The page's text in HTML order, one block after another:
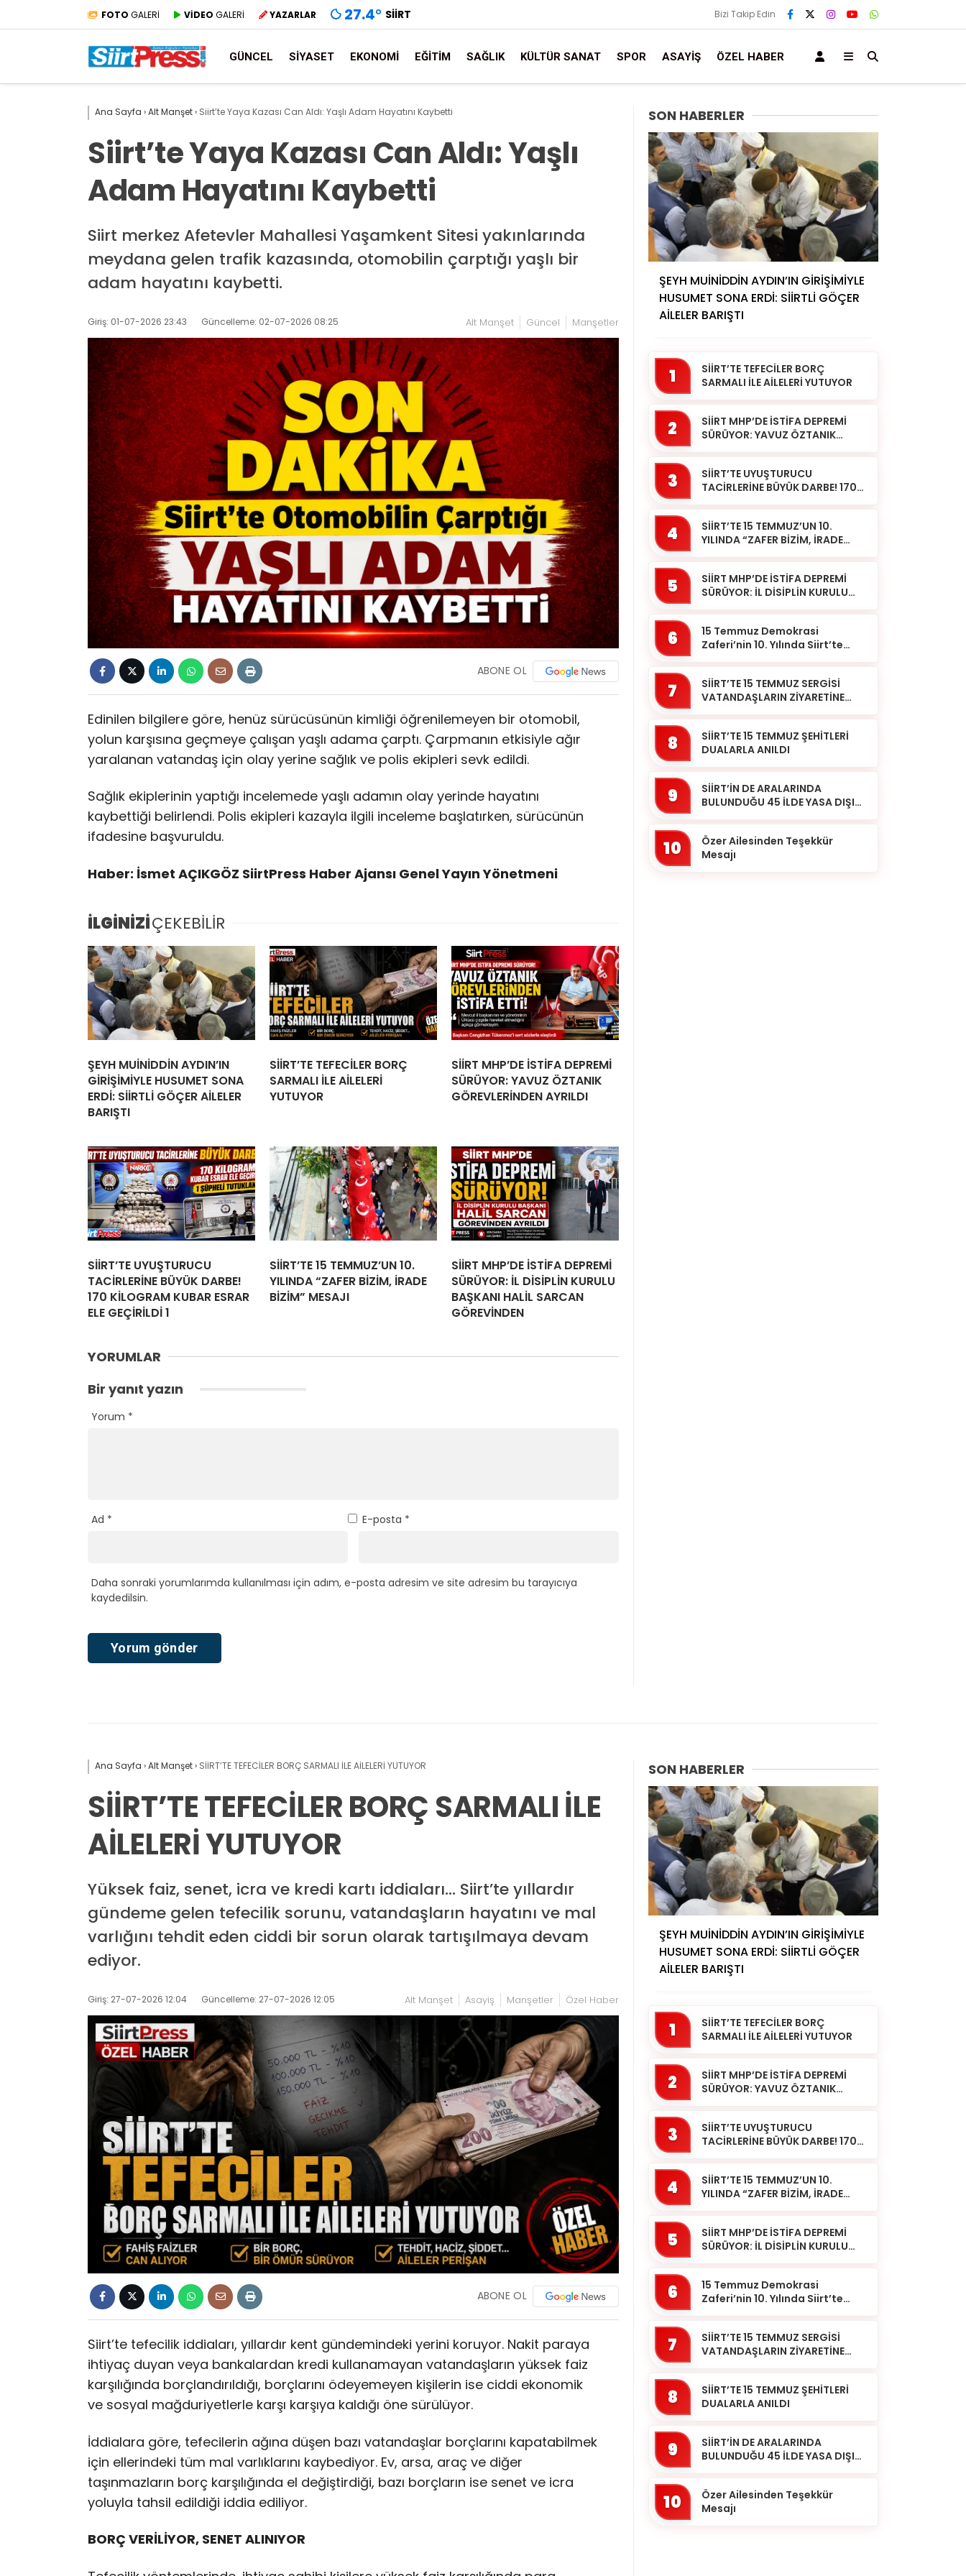
FOTO GALERİ VİDEO GALERİ YAZARLAR 27.4° SIIRT Bizi Takip Edin
GÜNCEL SIYASET EKONOMI EĞITIM SAĞLIK KÜLTÜR SANAT SPOR ASAYIŞ ÖZEL HABER
Ana Sayfa ›Alt Manşet› Siirt’te Yaya Kazası Can Aldı: Yaşlı Adam Hayatını Kaybetti
Siirt’te Yaya Kazası Can Aldı: Yaşlı
Adam Hayatını Kaybetti
Siirt merkez Afetevler Mahallesi Yaşamkent Sitesi yakınlarında
meydana gelen trafik kazasında, otomobilin çarptığı yaşlı bir
adam hayatını kaybetti.
Giriş: 01-07-2026 23:43 Güncelleme: 02-07-2026 08:25 Alt Manşet Güncel Manşetler
ABONE OL
Edinilen bilgilere göre, henüz sürücüsünün kimliği öğrenilemeyen bir otomobil,
yolun karşısına geçmeye çalışan yaşlı adama çarptı. Çarpmanın etkisiyle ağır
yaralanan vatandaş için olay yerine sağlık ve polis ekipleri sevk edildi.
Sağlık ekiplerinin yaptığı incelemede yaşlı adamın olay yerinde hayatını
kaybettiği belirlendi. Polis ekipleri kazayla ilgili inceleme başlatırken, sürücünün
ifadesine başvuruldu.
Haber: İsmet AÇIKGÖZ SiirtPress Haber Ajansı Genel Yayın Yönetmeni
İLGİNİZİÇEKEBİLİR
ŞEYH MUİNİDDİN AYDIN’IN
GİRİŞİMİYLE HUSUMET SONA
ERDİ: SİİRTLİ GÖÇER AİLELER
BARIŞTI
SİİRT’TE TEFECİLER BORÇ
SARMALI İLE AİLELERİ
YUTUYOR
SİİRT MHP’DE İSTİFA DEPREMİ
SÜRÜYOR: YAVUZ ÖZTANIK
GÖREVLERİNDEN AYRILDI
SİİRT’TE UYUŞTURUCU
TACİRLERİNE BÜYÜK DARBE!
170 KİLOGRAM KUBAR ESRAR
ELE GEÇİRİLDİ 1
SİİRT’TE 15 TEMMUZ’UN 10.
YILINDA “ZAFER BİZİM, İRADE
BİZİM” MESAJI
SİİRT MHP’DE İSTİFA DEPREMİ
SÜRÜYOR: İL DİSİPLİN KURULU
BAŞKANI HALİL SARCAN
GÖREVİNDEN
YORUMLAR
Bir yanıt yazın
Yorum *
Ad * E-posta *
Daha sonraki yorumlarımda kullanılması için adım, e-posta adresim ve site adresim bu tarayıcıya
kaydedilsin.
SON HABERLER
ŞEYH MUİNİDDİN AYDIN’IN GİRİŞİMİYLE
HUSUMET SONA ERDİ: SİİRTLİ GÖÇER
AİLELER BARIŞTI
1
SİİRT’TE TEFECİLER BORÇ
SARMALI İLE AİLELERİ YUTUYOR
2
SİİRT MHP’DE İSTİFA DEPREMİ
SÜRÜYOR: YAVUZ ÖZTANIK
3
SİİRT’TE UYUŞTURUCU
TACİRLERİNE BÜYÜK DARBE! 170
TUTUKLAND...
4
SİİRT’TE 15 TEMMUZ’UN 10.
YILINDA “ZAFER BİZİM, İRADE
5
SİİRT MHP’DE İSTİFA DEPREMİ
SÜRÜYOR: İL DİSİPLİN KURULU
6
15 Temmuz Demokrasi
Zaferi’nin 10. Yılında Siirt’te
7
SİİRT’TE 15 TEMMUZ SERGİSİ
VATANDAŞLARIN ZİYARETİNE
8
SİİRT’TE 15 TEMMUZ ŞEHİTLERİ
DUALARLA ANILDI
9
SİİRT’İN DE ARALARINDA
BULUNDUĞU 45 İLDE YASA DIŞI
10
Özer Ailesinden Teşekkür
Mesajı
Ana Sayfa ›Alt Manşet› SİİRT’TE TEFECİLER BORÇ SARMALI İLE AİLELERİ YUTUYOR
SİİRT’TE TEFECİLER BORÇ SARMALI İLE
AİLELERİ YUTUYOR
Yüksek faiz, senet, icra ve kredi kartı iddiaları… Siirt’te yıllardır
gündeme gelen tefecilik sorunu, vatandaşların hayatını ve mal
varlığını tehdit eden ciddi bir sorun olarak tartışılmaya devam
ediyor.
Giriş: 27-07-2026 12:04 Güncelleme: 27-07-2026 12:05 Alt Manşet Asayiş Manşetler Özel Haber
ABONE OL
Siirt’te tefecilik iddiaları, yıllardır kent gündemindeki yerini koruyor. Nakit paraya
ihtiyaç duyan veya bankalardan kredi kullanamayan vatandaşların yüksek faiz
karşılığında borçlandırıldığı, borçlarını ödeyemeyen kişilerin ise ciddi ekonomik
ve sosyal mağduriyetlerle karşı karşıya kaldığı öne sürülüyor.
İddialara göre, tefecilerin ağına düşen bazı vatandaşlar borçlarını kapatabilmek
için ellerindeki tüm mal varlıklarını kaybediyor. Ev, arsa, araç ve diğer
taşınmazların borç karşılığında el değiştirdiği, bazı borçların ise senet ve icra
yoluyla tahsil edildiği iddia ediliyor.
BORÇ VERİLİYOR, SENET ALINIYOR
SON HABERLER
ŞEYH MUİNİDDİN AYDIN’IN GİRİŞİMİYLE
HUSUMET SONA ERDİ: SİİRTLİ GÖÇER
AİLELER BARIŞTI
1
SİİRT’TE TEFECİLER BORÇ
SARMALI İLE AİLELERİ YUTUYOR
2
SİİRT MHP’DE İSTİFA DEPREMİ
SÜRÜYOR: YAVUZ ÖZTANIK
3
SİİRT’TE UYUŞTURUCU
TACİRLERİNE BÜYÜK DARBE! 170
TUTUKLAND...
4
SİİRT’TE 15 TEMMUZ’UN 10.
YILINDA “ZAFER BİZİM, İRADE
5
SİİRT MHP’DE İSTİFA DEPREMİ
SÜRÜYOR: İL DİSİPLİN KURULU
6
15 Temmuz Demokrasi
Zaferi’nin 10. Yılında Siirt’te
7
SİİRT’TE 15 TEMMUZ SERGİSİ
VATANDAŞLARIN ZİYARETİNE
8
SİİRT’TE 15 TEMMUZ ŞEHİTLERİ
DUALARLA ANILDI
9
SİİRT’İN DE ARALARINDA
BULUNDUĞU 45 İLDE YASA DIŞI
10
Özer Ailesinden Teşekkür
Mesajı